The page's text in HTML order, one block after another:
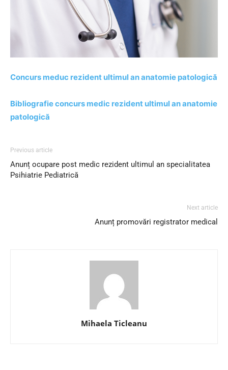
Concurs meduc rezident ultimul an anatomie patologică
Bibliografie concurs medic rezident ultimul an anatomie
patologică
Previous article
Anunț ocupare post medic rezident ultimul an specialitatea
Psihiatrie Pediatrică
Next article
Anunț promovări registrator medical
Mihaela Ticleanu